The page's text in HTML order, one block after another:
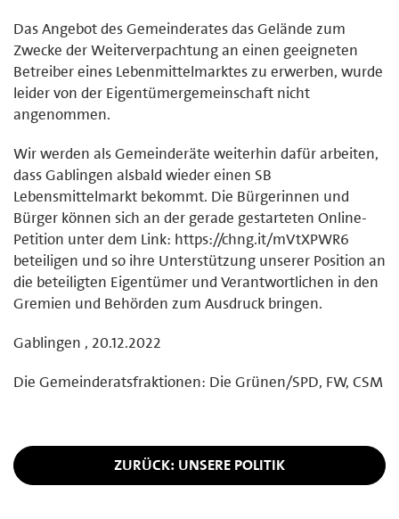
Das Angebot des Gemeinderates das Gelände zum
Zwecke der Weiterverpachtung an einen geeigneten
Betreiber eines Lebenmittelmarktes zu erwerben, wurde
leider von der Eigentümergemeinschaft nicht
angenommen.
Wir werden als Gemeinderäte weiterhin dafür arbeiten,
dass Gablingen alsbald wieder einen SB
Lebensmittelmarkt bekommt. Die Bürgerinnen und
Bürger können sich an der gerade gestarteten Online-
Petition unter dem Link: https://chng.it/mVtXPWR6
beteiligen und so ihre Unterstützung unserer Position an
die beteiligten Eigentümer und Verantwortlichen in den
Gremien und Behörden zum Ausdruck bringen.
Gablingen , 20.12.2022
Die Gemeinderatsfraktionen: Die Grünen/SPD, FW, CSM
ZURÜCK: UNSERE POLITIK